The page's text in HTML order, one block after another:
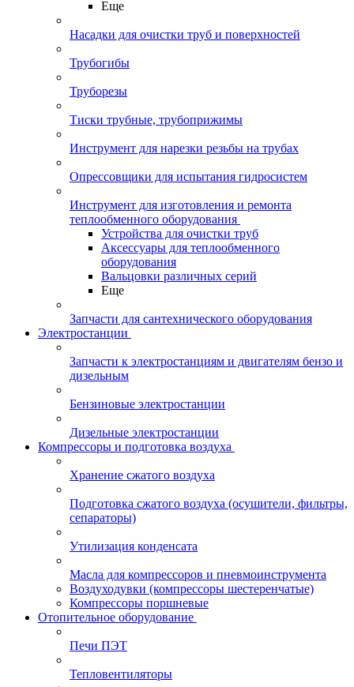
Еще
Насадки для очистки труб и поверхностей
Трубогибы
Труборезы
Тиски трубные, трубоприжимы
Инструмент для нарезки резьбы на трубах
Опрессовщики для испытания гидросистем
Инструмент для изготовления и ремонта
теплообменного оборудования
Устройства для очистки труб
Аксессуары для теплообменного
оборудования
Вальцовки различных серий
Еще
Запчасти для сантехнического оборудования
Электростанции
Запчасти к электростанциям и двигателям бензо и
дизельным
Бензиновые электростанции
Дизельные электростанции
Компрессоры и подготовка воздуха
Хранение сжатого воздуха
Подготовка сжатого воздуха (осушители, фильтры,
сепараторы)
Утилизация конденсата
Масла для компрессоров и пневмоинструмента
Воздуходувки (компрессоры шестеренчатые)
Компрессоры поршневые
Отопительное оборудование
Печи ПЭТ
Тепловентиляторы